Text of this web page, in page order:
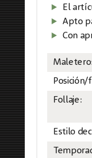
El
Apto
Con
Maletero:
Posición/
Follaje:
Estilo